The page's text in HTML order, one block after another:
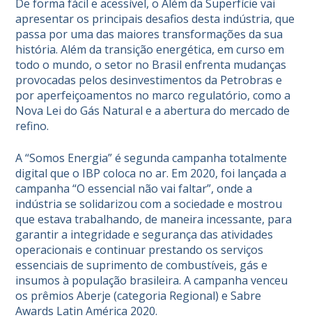
De forma fácil e acessível, o Além da Superfície vai
apresentar os principais desafios desta indústria, que
passa por uma das maiores transformações da sua
história. Além da transição energética, em curso em
todo o mundo, o setor no Brasil enfrenta mudanças
provocadas pelos desinvestimentos da Petrobras e
por aperfeiçoamentos no marco regulatório, como a
Nova Lei do Gás Natural e a abertura do mercado de
refino.
A “Somos Energia” é segunda campanha totalmente
digital que o IBP coloca no ar. Em 2020, foi lançada a
campanha “O essencial não vai faltar”, onde a
indústria se solidarizou com a sociedade e mostrou
que estava trabalhando, de maneira incessante, para
garantir a integridade e segurança das atividades
operacionais e continuar prestando os serviços
essenciais de suprimento de combustíveis, gás e
insumos à população brasileira. A campanha venceu
os prêmios Aberje (categoria Regional) e Sabre
Awards Latin América 2020.